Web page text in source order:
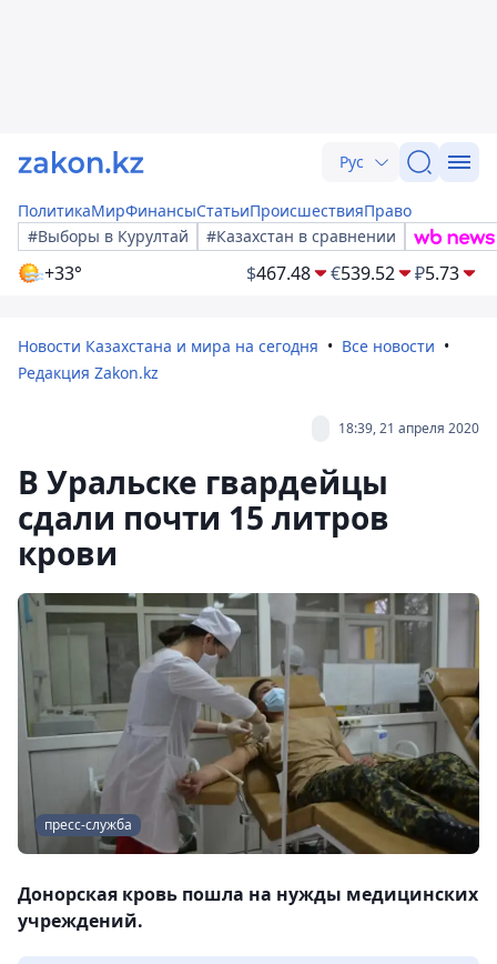
Рус
ПолитикаМирФинансыСтатьиПроисшествияПраво
#Выборы в Курултай
#Казахстан в сравнении
+33° $467.48 €539.52 ₽5.73
Новости Казахстана и мира на сегодня
Все новости
Редакция Zakon.kz
18:39, 21 апреля 2020
В Уральске гвардейцы
сдали почти 15 литров
крови
пресс-служба
Донорская кровь пошла на нужды медицинских
учреждений.